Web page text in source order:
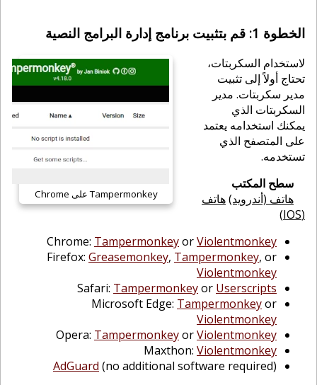
الخطوة 1: قم بتثبيت برنامج إدارة البرامج النصية
Tampermonkey على Chrome
لاستخدام السكربتات،
تحتاج أولاً إلى تثبيت
مدير سكربتات. مدير
السكربتات الذي
يمكنك استخدامه يعتمد
على المتصفح الذي
تستخدمه.
سطح المكتب
هاتف (أندرويد) هاتف
Chrome:TampermonkeyorViolentmonkey
Firefox:Greasemonkey,Tampermonkey, or
Violentmonkey
Safari:TampermonkeyorUserscripts
Microsoft Edge:Tampermonkeyor
Violentmonkey
Opera:TampermonkeyorViolentmonkey
Maxthon:Violentmonkey
AdGuard(no additional software required)